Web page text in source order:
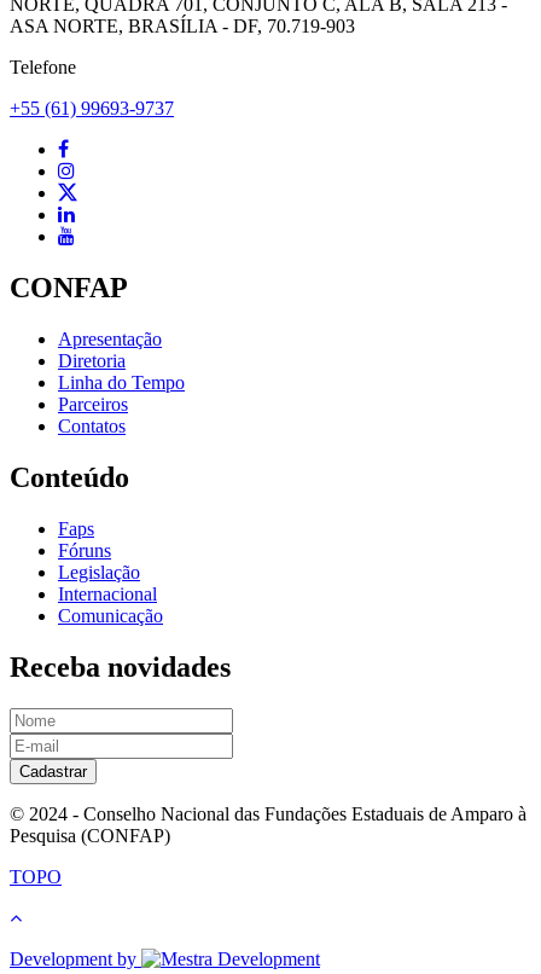
NORTE, QUADRA 701, CONJUNTO C, ALA B, SALA 213 -
ASA NORTE, BRASÍLIA - DF, 70.719-903
Telefone
+55 (61) 99693-9737
CONFAP
Apresentação
Diretoria
Linha do Tempo
Parceiros
Contatos
Conteúdo
Faps
Fóruns
Legislação
Internacional
Comunicação
Receba novidades
Cadastrar
© 2024 - Conselho Nacional das Fundações Estaduais de Amparo à
Pesquisa (CONFAP)
TOPO
Development by